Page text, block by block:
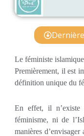
Le féministe
Premièrement, il est
définition unique du
En effet, il n’existe
féminisme, ni de
manières